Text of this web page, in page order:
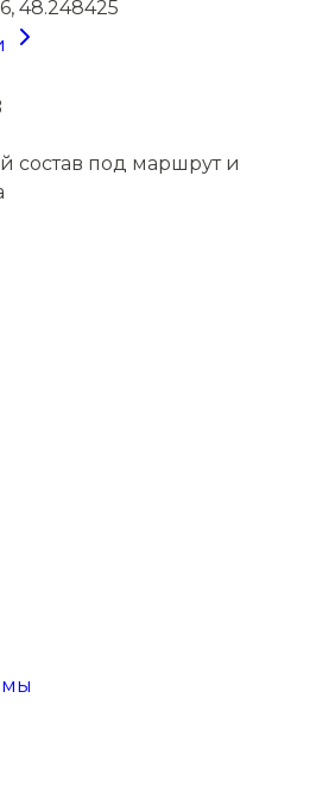
48.248425
под маршрут и